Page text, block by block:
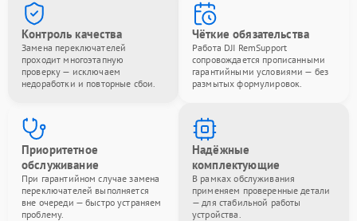
Контроль качества
Замена переключателей
проходит многоэтапную
проверку — исключаем
недоработки и повторные сбои.
Чёткие обязательства
Работа DJI RemSupport
сопровождается прописанными
гарантийными условиями — без
размытых формулировок.
Приоритетное
обслуживание
При гарантийном случае замена
переключателей выполняется
вне очереди — быстро устраняем
проблему.
Надёжные
комплектующие
В рамках обслуживания
применяем проверенные детали
— для стабильной работы
устройства.